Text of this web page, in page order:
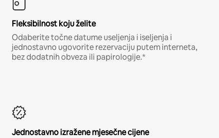
Fleksibilnost koju želite
Odaberite točne datume useljenja i iseljenja i
jednostavno ugovorite rezervaciju putem interneta,
bez dodatnih obveza ili papirologije.*
Jednostavno izražene mjesečne cijene